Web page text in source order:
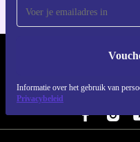
Informatie over het gebruik van
Privacybeleid
REFURBED